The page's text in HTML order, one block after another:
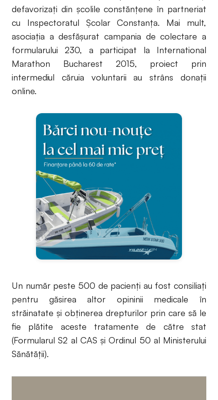
defavorizați din școlile constănțene în partneriat
cu Inspectoratul Școlar Constanța. Mai mult,
asociația a desfășurat campania de colectare a
formularului 230, a participat la International
Marathon Bucharest 2015, proiect prin
intermediul căruia voluntarii au strâns donații
online.
Un număr peste 500 de pacienţi au fost consiliaţi
pentru găsirea altor opininii medicale în
străinatate și obținerea drepturilor prin care să le
fie plătite aceste tratamente de către stat
(Formularul S2 al CAS și Ordinul 50 al Ministerului
Sănătății).